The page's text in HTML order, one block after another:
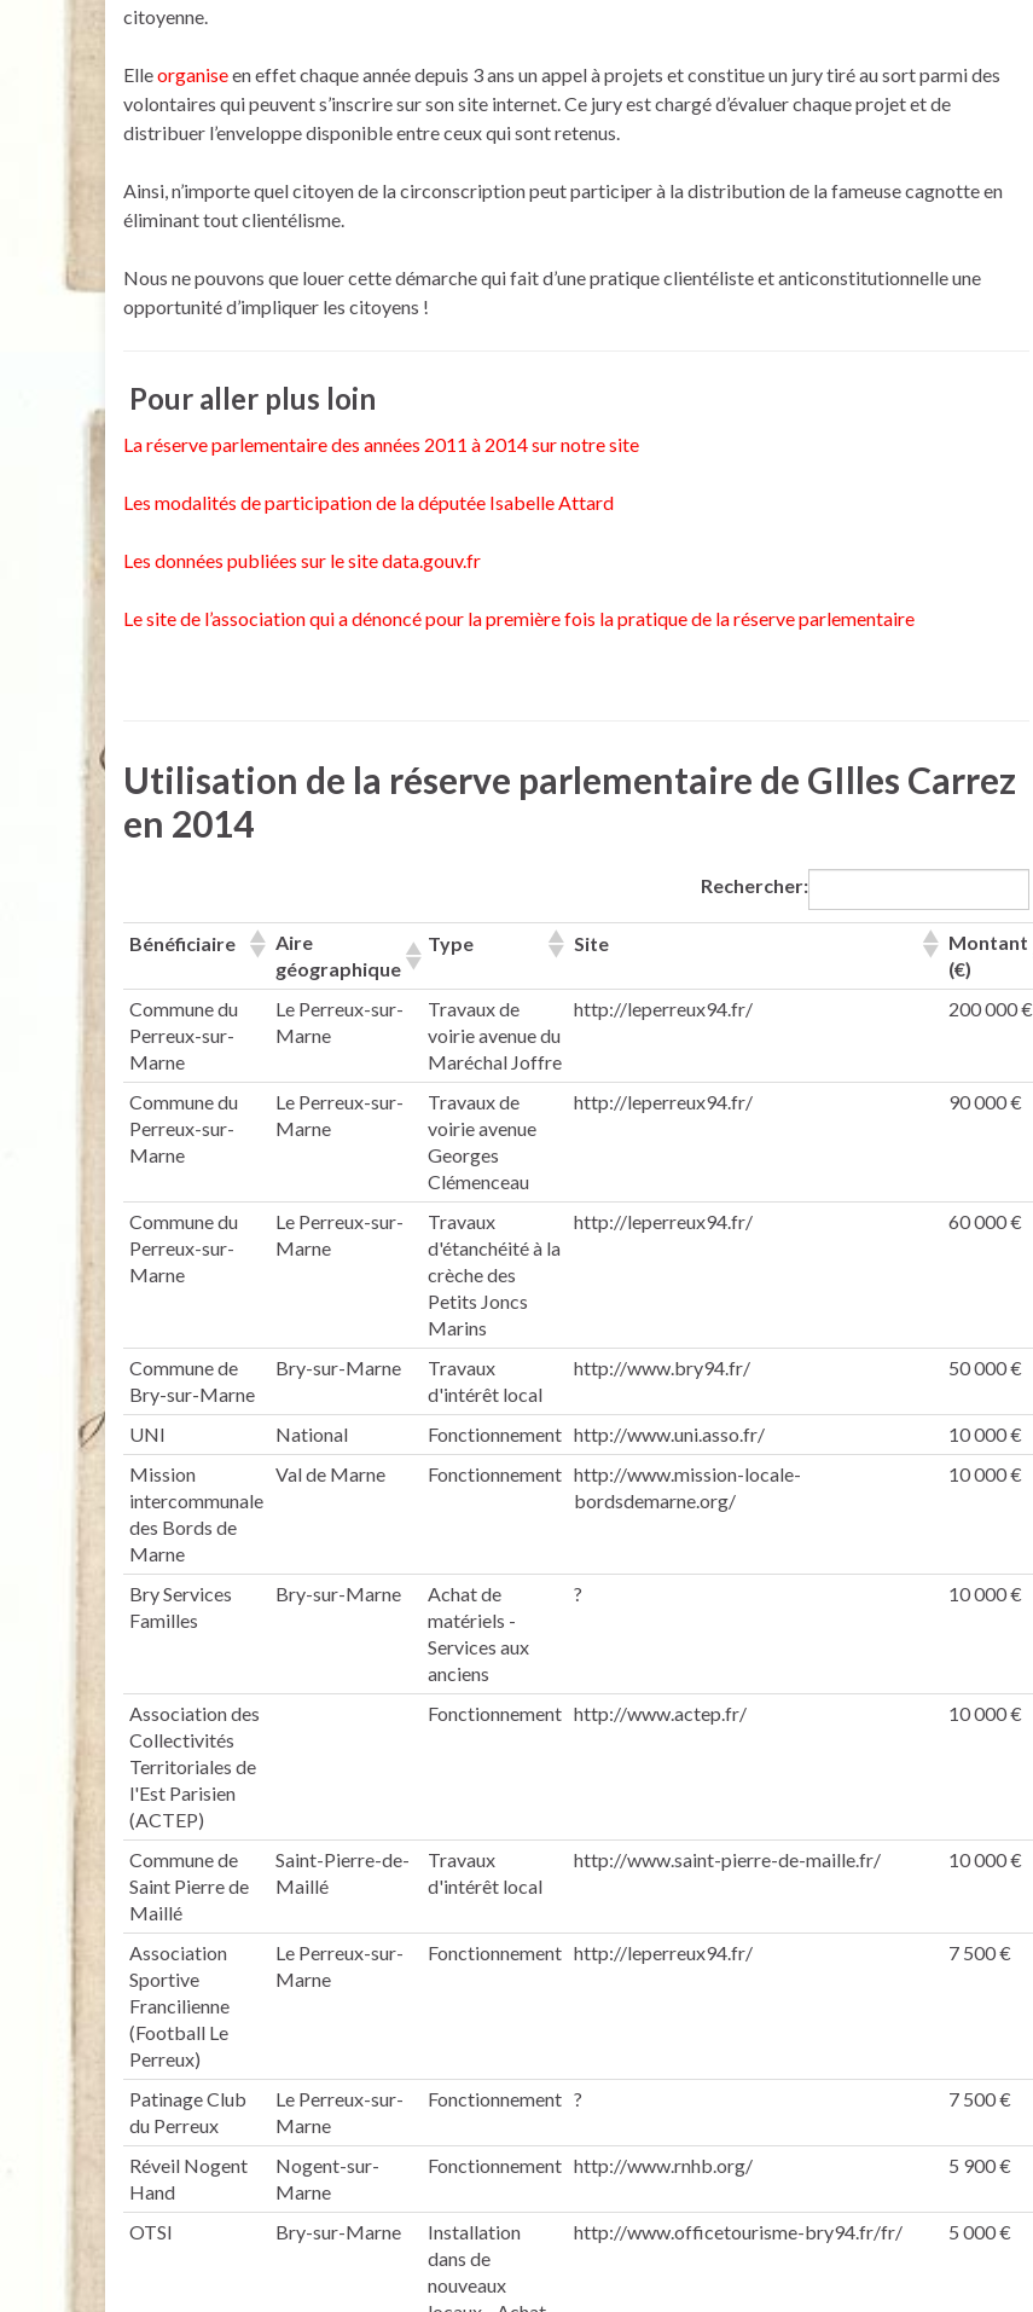
citoyenne.
Elleorganiseen effet chaque année depuis 3 ans un appel à projets et constitue un jury tiré au sort parmi des
volontaires qui peuvent s’inscrire sur son site internet. Ce jury est chargé d’évaluer chaque projet et de
distribuer l’enveloppe disponible entre ceux qui sont retenus.
Ainsi, n’importe quel citoyen de la circonscription peut participer à la distribution de la fameuse cagnotte en
éliminant tout clientélisme.
Nous ne pouvons que louer cette démarche qui fait d’une pratique clientéliste et anticonstitutionnelle une
opportunité d’impliquer les citoyens !
Pour aller plus loin
La réserve parlementaire des années 2011 à 2014 sur notre site
Les modalités de participation de la députée Isabelle Attard
Les données publiées sur le site data.gouv.fr
Le site de l’association qui a dénoncé pour la première fois la pratique de la réserve parlementaire
Utilisation de la réserve parlementaire de GIlles Carrez
en 2014
Rechercher:
Bénéficiaire
Aire
géographique
Type Site
Montant
(€)
Commune du
Perreux-sur-
Marne
Le Perreux-sur-
Marne
Travaux de
voirie avenue du
Maréchal Joffre
http://leperreux94.fr/ 200 000 €
Commune du
Perreux-sur-
Marne
Le Perreux-sur-
Marne
Travaux de
voirie avenue
Georges
Clémenceau
http://leperreux94.fr/ 90 000 €
Commune du
Perreux-sur-
Marne
Le Perreux-sur-
Marne
Travaux
d'étanchéité à la
crèche des
Petits Joncs
Marins
http://leperreux94.fr/ 60 000 €
Commune de
Bry-sur-Marne
Bry-sur-Marne
Travaux
d'intérêt local
http://www.bry94.fr/ 50 000 €
UNI National Fonctionnement http://www.uni.asso.fr/
10 000 €
Mission
intercommunale
des Bords de
Marne
Val de Marne Fonctionnement http://www.mission-locale-
bordsdemarne.org/
10 000 €
Bry Services
Familles
Bry-sur-Marne
Achat de
matériels -
Services aux
anciens
? 10 000 €
Association des
Collectivités
Territoriales de
l'Est Parisien
(ACTEP)
Fonctionnement http://www.actep.fr/ 10 000 €
Commune de
Saint Pierre de
Maillé
Saint-Pierre-de-
Maillé
Travaux
d'intérêt local
http://www.saint-pierre-de-maille.fr/ 10 000 €
Association
Sportive
Francilienne
(Football Le
Perreux)
Le Perreux-sur-
Marne
Fonctionnement http://leperreux94.fr/ 7 500 €
Patinage Club
du Perreux
Le Perreux-sur-
Marne
Fonctionnement ? 7 500 €
Réveil Nogent
Hand
Nogent-sur-
Marne
Fonctionnement http://www.rnhb.org/ 5 900 €
OTSI Bry-sur-Marne
Installation
dans de
nouveaux
http://www.officetourisme-bry94.fr/fr/ 5 000 €